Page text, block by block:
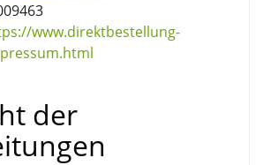
www.direktbestellung-
der